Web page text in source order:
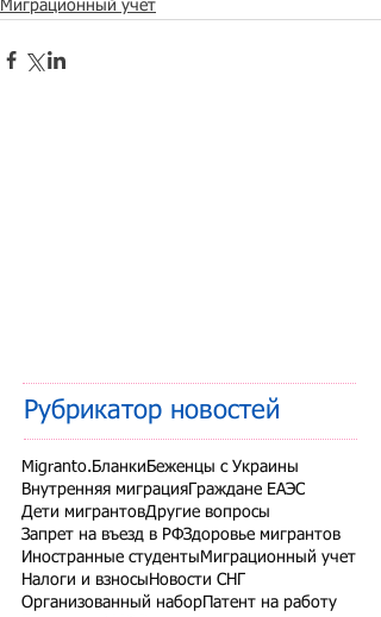
Миграционный учет
Рубрикатор новостей
Migranto.Бланки Беженцы с Украины
Внутренняя миграция Граждане ЕАЭС
Дети мигрантовДругие вопросы
Запрет на въезд в РФЗдоровье мигрантов
Иностранные студенты Миграционный учет
Налоги и взносы Новости СНГ
Организованный набор Патент на работу